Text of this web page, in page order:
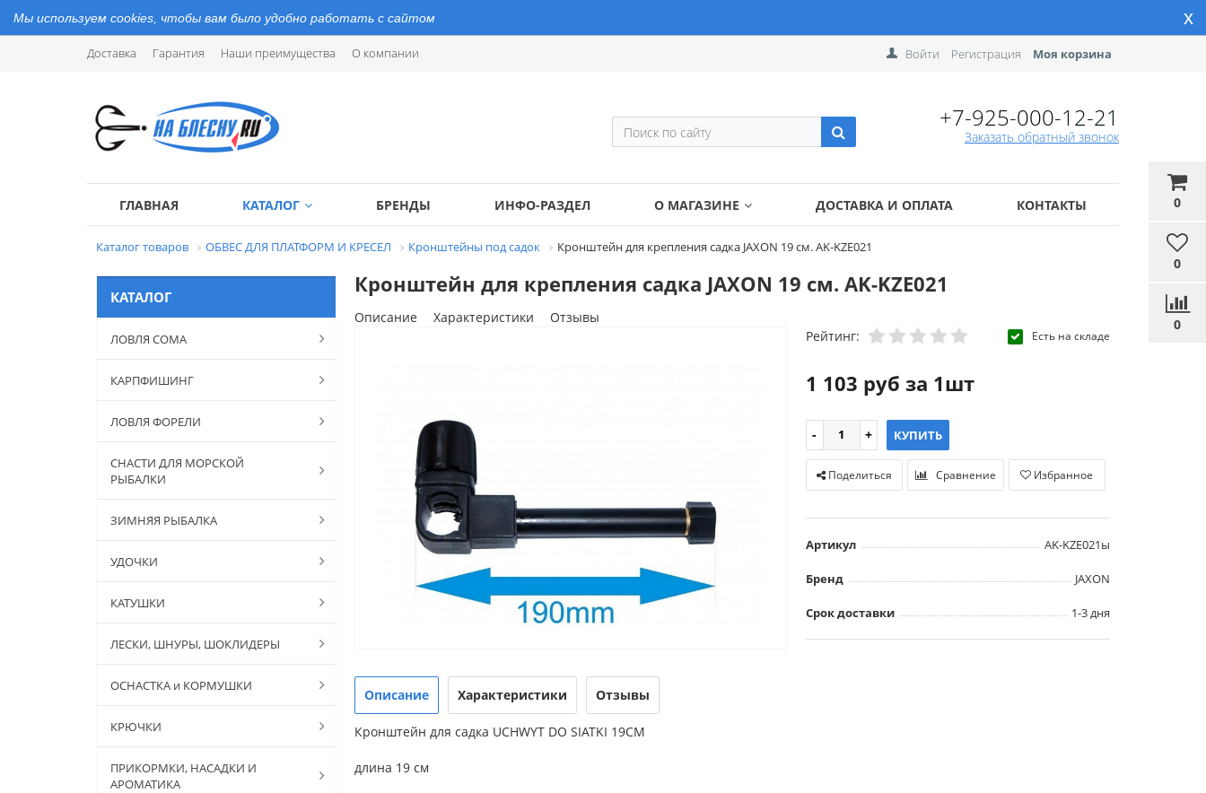
Мы используем cookies, чтобы вам было удобно работать с сайтом x
Доставка Гарантия Наши преимущества О компании
0
0
0
Войти Регистрация Моя корзина
+7-925-000-12-21
Заказать обратный звонок
ГЛАВНАЯ КАТАЛОГ БРЕНДЫ ИНФО-РАЗДЕЛ О МАГАЗИНЕ ДОСТАВКА И ОПЛАТА КОНТАКТЫ
Каталог товаров ОБВЕС ДЛЯ ПЛАТФОРМ И КРЕСЕЛ Кронштейны под садок Кронштейн для крепления садка JAXON 19 см. AK-KZE021
КАТАЛОГ
ЛОВЛЯ СОМА
КАРПФИШИНГ
ЛОВЛЯ ФОРЕЛИ
СНАСТИ ДЛЯ МОРСКОЙ
РЫБАЛКИ
ЗИМНЯЯ РЫБАЛКА
УДОЧКИ
КАТУШКИ
ЛЕСКИ, ШНУРЫ, ШОКЛИДЕРЫ
ОСНАСТКА и КОРМУШКИ
КРЮЧКИ
ПРИКОРМКИ, НАСАДКИ И
АРОМАТИКА
Кронштейн для крепления садка JAXON 19 см. AK-KZE021
Описание Характеристики
Отзывы
Рейтинг:
Есть на складе
1 103 руб за 1шт
КУПИТЬ
Поделиться Сравнение Избранное
Артикул AK-KZE021ы
Бренд JAXON
Срок доставки 1-3 дня
Описание Характеристики Отзывы
Кронштейн для садка UCHWYT DO SIATKI 19CM
длина 19 см